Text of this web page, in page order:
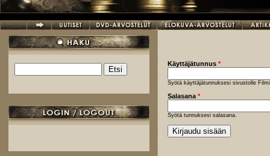
Hakulomake
Käyttäjätunnus *
Syötä käyttäjätunnuksesi sivustolle
Salasana *
Syötä tunnuksesi salasana.